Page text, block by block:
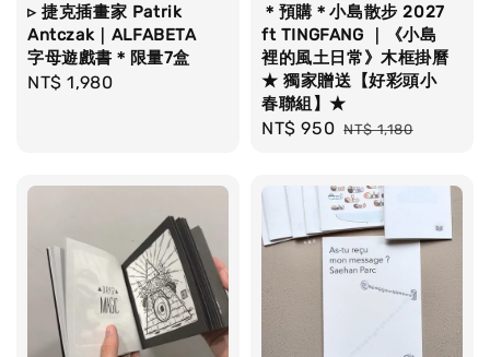
▹ 捷克插畫家 Patrik
Antczak｜ALFABETA
字母遊戲書＊限量7盒
Regular
NT$ 1,980
＊預購＊小島散步 2027
ft TINGFANG ｜《小島
裡的風土日常》木框掛曆
★ 獨家贈送【好彩頭小
春聯組】★
Sale
NT$ 950 Regular
NT$ 1,180